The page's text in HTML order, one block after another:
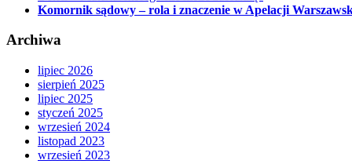
Komornik sądowy – rola i znaczenie w Apelacji
Archiwa
lipiec 2026
sierpień 2025
lipiec 2025
styczeń 2025
wrzesień 2024
listopad 2023
wrzesień 2023